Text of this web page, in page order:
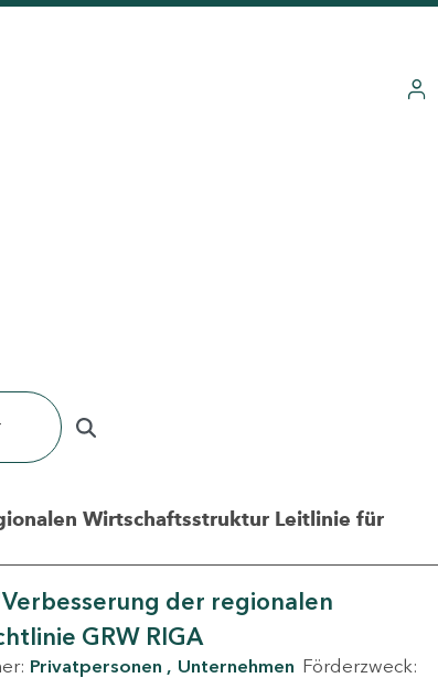
Wirtschaftsstruktur Leitlinie für
der regionalen
GRW RIGA
Privatpersonen Unternehmen Förderzweck: